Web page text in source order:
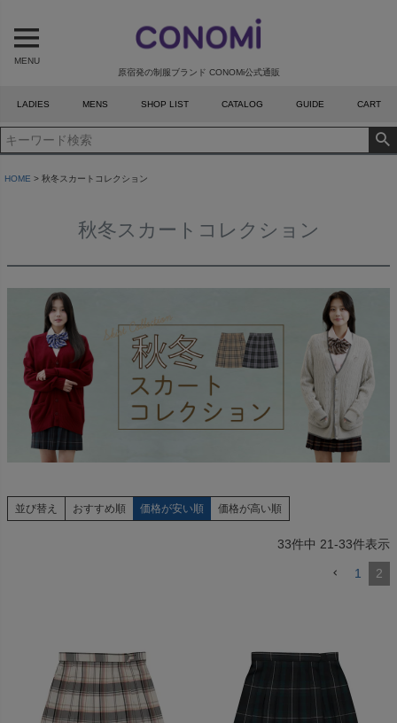
原宿発の制服ブランド CONOMi公式通販
MENU
LADIES MENS SHOP LIST CATALOG GUIDE CART
HOME 秋冬スカートコレクション
秋冬スカートコレクション
並び替え おすすめ順 価格が安い順 価格が高い順
33件中 21-33件表示
1 2